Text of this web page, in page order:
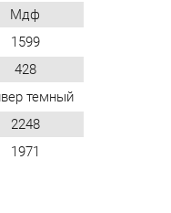
2248
1971
своим мнением.